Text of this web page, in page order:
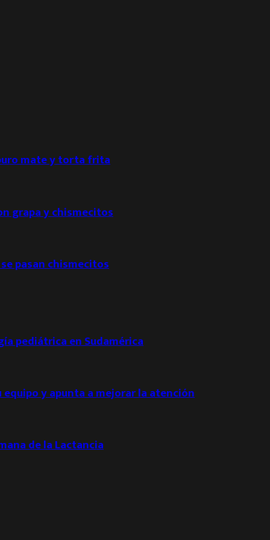
mate y torta frita
grapa y chismecitos
pasan chismecitos
pediátrica en Sudamérica
y apunta a mejorar la atención
de la Lactancia